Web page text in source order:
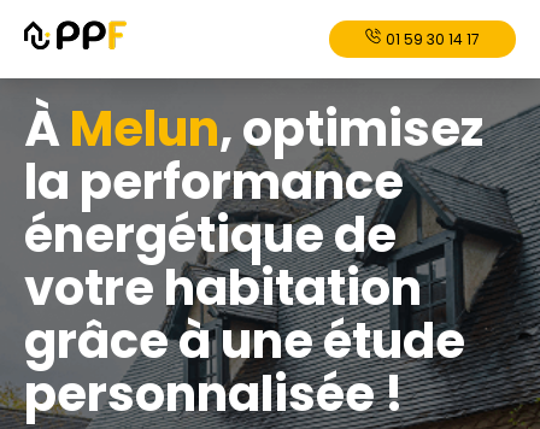
01 59 30 14 17
ÀMelun, optimisez
la performance
énergétique de
votre habitation
grâce à une étude
personnalisée !